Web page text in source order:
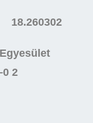
18.260302
2